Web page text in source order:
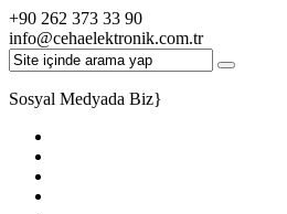
+90 262 373 33 90
info@cehaelektronik.com.tr
Sosyal Medyada Biz}